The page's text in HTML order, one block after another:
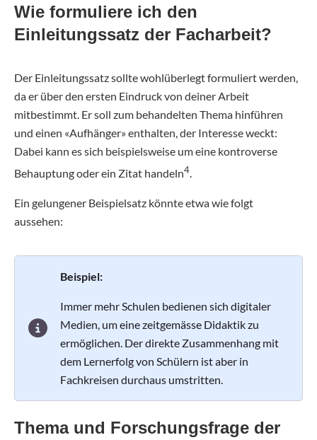
Wie formuliere ich den
Einleitungssatz der Facharbeit?
Der Einleitungssatz sollte wohlüberlegt formuliert werden,
da er über den ersten Eindruck von deiner Arbeit
mitbestimmt. Er soll zum behandelten Thema hinführen
und einen «Aufhänger» enthalten, der Interesse weckt:
Dabei kann es sich beispielsweise um eine kontroverse
Behauptung oder ein Zitat handeln4.
Ein gelungener Beispielsatz könnte etwa wie folgt
aussehen:
Beispiel:
Immer mehr Schulen bedienen sich digitaler
Medien, um eine zeitgemässe Didaktik zu
ermöglichen. Der direkte Zusammenhang mit
dem Lernerfolg von Schülern ist aber in
Fachkreisen durchaus umstritten.
Thema und Forschungsfrage der